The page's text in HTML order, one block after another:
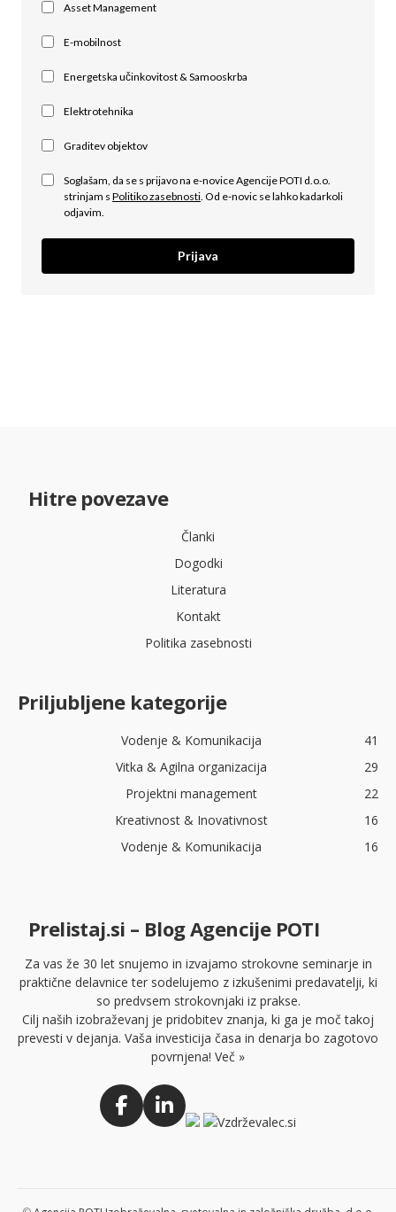
Asset Management
E-mobilnost
Energetska učinkovitost & Samooskrba
Elektrotehnika
Graditev objektov
Soglašam, da se s prijavo na e-novice Agencije POTI d.o.o.
strinjam s Politiko zasebnosti. Od e-novic se lahko kadarkoli
odjavim.
Prijava
Hitre povezave
Članki
Dogodki
Literatura
Kontakt
Politika zasebnosti
Priljubljene kategorije
Vodenje & Komunikacija
41
Vitka & Agilna organizacija
29
Projektni management
22
Kreativnost & Inovativnost
16
Vodenje & Komunikacija
16
Prelistaj.si – Blog Agencije POTI
Za vas že 30 let snujemo in izvajamo strokovne seminarje in
praktične delavnice ter sodelujemo z izkušenimi predavatelji, ki
so predvsem strokovnjaki iz prakse.
Cilj naših izobraževanj je pridobitev znanja, ki ga je moč takoj
prevesti v dejanja. Vaša investicija časa in denarja bo zagotovo
povrnjena! Več »